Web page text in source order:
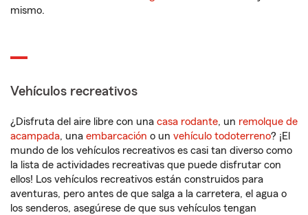
mismo.
Vehículos recreativos
¿Disfruta del aire libre con una casa rodante, un remolque de
acampada, una embarcación o un vehículo todoterreno? ¡El
mundo de los vehículos recreativos es casi tan diverso como
la lista de actividades recreativas que puede disfrutar con
ellos! Los vehículos recreativos están construidos para
aventuras, pero antes de que salga a la carretera, el agua o
los senderos, asegúrese de que sus vehículos tengan